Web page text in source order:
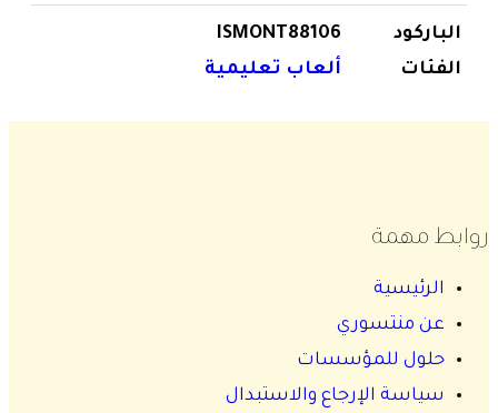
الباركود
ISMONT88106
الفئات
ألعاب تعليمية
روابط مهمة
الرئيسية
عن منتسوري
حلول للمؤسسات
سياسة الإرجاع والاستبدال